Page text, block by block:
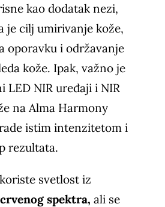
kao dodatak nezi,
je cilj umirivanje kože,
oporavku i održavanje
kože. Ipak, važno je
LED NIR uređaji i NIR
na Alma Harmony
istim intenzitetom i
rezultata.
svetlost iz
spektra, ali se